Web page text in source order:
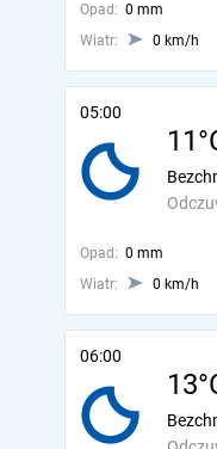
Opad: 0 mm
Wiatr:
0 km/h
05:00
Opad: 0 mm
Wiatr:
0 km/h
06:00